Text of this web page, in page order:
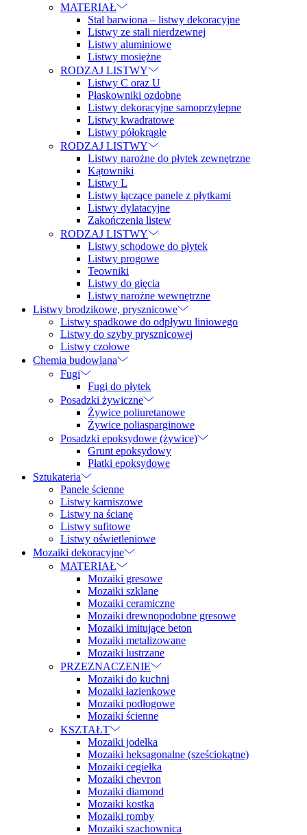
MATERIAŁ
Stal barwiona – listwy dekoracyjne
Listwy ze stali nierdzewnej
Listwy aluminiowe
Listwy mosiężne
RODZAJ LISTWY
Listwy C oraz U
Płaskowniki ozdobne
Listwy dekoracyjne samoprzylepne
Listwy kwadratowe
Listwy półokrągłe
RODZAJ LISTWY
Listwy narożne do płytek zewnętrzne
Kątowniki
Listwy L
Listwy łączące panele z płytkami
Listwy dylatacyjne
Zakończenia listew
RODZAJ LISTWY
Listwy schodowe do płytek
Listwy progowe
Teowniki
Listwy do gięcia
Listwy narożne wewnętrzne
Listwy brodzikowe, prysznicowe
Listwy spadkowe do odpływu liniowego
Listwy do szyby prysznicowej
Listwy czołowe
Chemia budowlana
Fugi
Fugi do płytek
Posadzki żywiczne
Żywice poliuretanowe
Żywice poliasparginowe
Posadzki epoksydowe (żywice)
Grunt epoksydowy
Płatki epoksydowe
Sztukateria
Panele ścienne
Listwy karniszowe
Listwy na ścianę
Listwy sufitowe
Listwy oświetleniowe
Mozaiki dekoracyjne
MATERIAŁ
Mozaiki gresowe
Mozaiki szklane
Mozaiki ceramiczne
Mozaiki drewnopodobne gresowe
Mozaiki imitujące beton
Mozaiki metalizowane
Mozaiki lustrzane
PRZEZNACZENIE
Mozaiki do kuchni
Mozaiki łazienkowe
Mozaiki podłogowe
Mozaiki ścienne
KSZTAŁT
Mozaiki jodełka
Mozaiki heksagonalne (sześciokątne)
Mozaiki cegiełka
Mozaiki chevron
Mozaiki diamond
Mozaiki kostka
Mozaiki romby
Mozaiki szachownica